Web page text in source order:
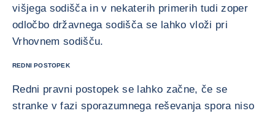
višjega sodišča in v nekaterih primerih tudi zoper
odločbo državnega sodišča se lahko vloži pri
Vrhovnem sodišču.
REDNI POSTOPEK
Redni pravni postopek se lahko začne, če se
stranke v fazi sporazumnega reševanja spora niso